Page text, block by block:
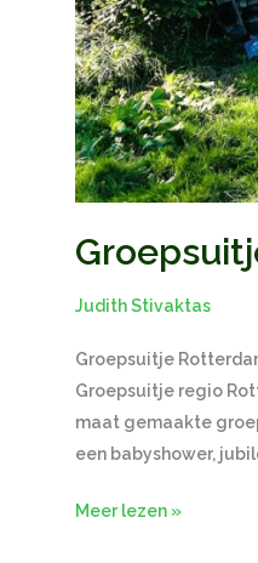
Judith Stivaktas
Groepsuitje
Groepsuitje regio
maat gemaakte
een babyshower,
Meer lezen »